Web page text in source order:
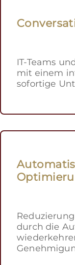
IT-Teams
mit einem
sofortige
durch die